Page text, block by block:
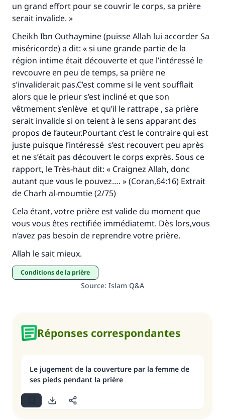
un grand effort pour se couvrir le corps, sa prière
serait invalide. »
Cheikh Ibn Outhaymine (puisse Allah lui accorder Sa
miséricorde) a dit: « si une grande partie de la
région intime était découverte et que l’intéressé le
revcouvre en peu de temps, sa prière ne
s’invaliderait pas.C’est comme si le vent soufflait
alors que le prieur s’est incliné et que son
vêtmement s’enlève et qu’il le rattrape , sa prière
serait invalide si on teient à le sens apparant des
propos de l’auteur.Pourtant c’est le contraire qui est
juste puisque l’intéressé s’est recouvert peu après
et ne s’était pas découvert le corps exprès. Sous ce
rapport, le Très-haut dit: « Craignez Allah, donc
autant que vous le pouvez…. » (Coran,64:16) Extrait
de Charh al-moumtie (2/75)
Cela étant, votre prière est valide du moment que
vous vous êtes rectifiée immédiatemt. Dès lors,vous
n’avez pas besoin de reprendre votre prière.
Allah le sait mieux.
conditions de la prière
Source: Islam Q&A
Réponses correspondantes
Le jugement de la couverture par la femme de
ses pieds pendant la prière
(MOUSLIM 1893)
Soutenez IslamQA